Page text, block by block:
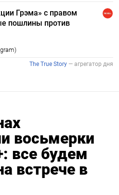
восьмерки
все будем
встрече в